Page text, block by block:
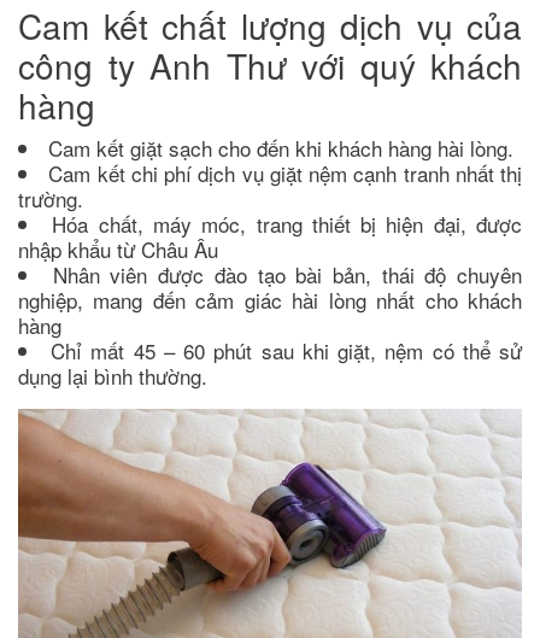
Cam kết chất lượng dịch vụ của
công ty Anh Thư với quý khách
hàng
Cam kết giặt sạch cho đến khi khách hàng hài lòng.
Cam kết chi phí dịch vụ giặt nệm cạnh tranh nhất thị
trường.
Hóa chất, máy móc, trang thiết bị hiện đại, được
nhập khẩu từ Châu Âu
Nhân viên được đào tạo bài bản, thái độ chuyên
nghiệp, mang đến cảm giác hài lòng nhất cho khách
hàng
Chỉ mất 45 – 60 phút sau khi giặt, nệm có thể sử
dụng lại bình thường.